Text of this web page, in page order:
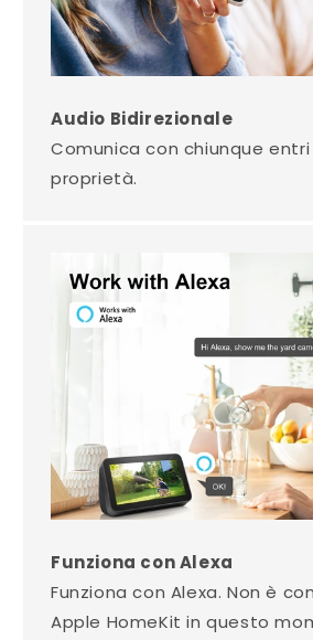
Audio Bidirezionale
Comunica con chiunque
proprietà.
Funziona con Alexa
Funziona con Alexa. Non è
Apple HomeKit in questo